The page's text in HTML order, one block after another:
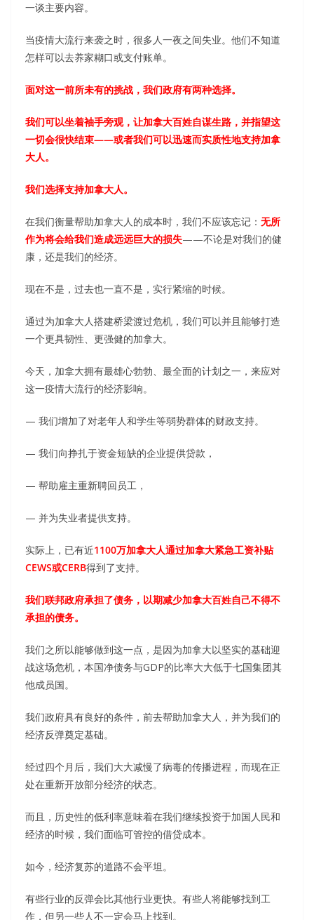
一谈主要内容。
当疫情大流行来袭之时，很多人一夜之间失业。他们不知道
怎样可以去养家糊口或支付账单。
面对这一前所未有的挑战，我们政府有两种选择。
我们可以坐着袖手旁观，让加拿大百姓自谋生路，并指望这
一切会很快结束——或者我们可以迅速而实质性地支持加拿
大人。
我们选择支持加拿大人。
在我们衡量帮助加拿大人的成本时，我们不应该忘记： 无所
作为将会给我们造成远远巨大的损失——不论是对我们的健
康，还是我们的经济。
现在不是，过去也一直不是，实行紧缩的时候。
通过为加拿大人搭建桥梁渡过危机，我们可以并且能够打造
一个更具韧性、更强健的加拿大。
今天，加拿大拥有最雄心勃勃、最全面的计划之一，来应对
这一疫情大流行的经济影响。
— 我们增加了对老年人和学生等弱势群体的财政支持。
— 我们向挣扎于资金短缺的企业提供贷款，
— 帮助雇主重新聘回员工，
— 并为失业者提供支持。
实际上，已有近1100万加拿大人通过加拿大紧急工资补贴
CEWS或CERB得到了支持。
我们联邦政府承担了债务，以期减少加拿大百姓自己不得不
承担的债务。
我们之所以能够做到这一点，是因为加拿大以坚实的基础迎
战这场危机，本国净债务与GDP的比率大大低于七国集团其
他成员国。
我们政府具有良好的条件，前去帮助加拿大人，并为我们的
经济反弹奠定基础。
经过四个月后，我们大大减慢了病毒的传播进程，而现在正
处在重新开放部分经济的状态。
而且，历史性的低利率意味着在我们继续投资于加国人民和
经济的时候，我们面临可管控的借贷成本。
如今，经济复苏的道路不会平坦。
有些行业的反弹会比其他行业更快。有些人将能够找到工
作，但另一些人不一定会马上找到。